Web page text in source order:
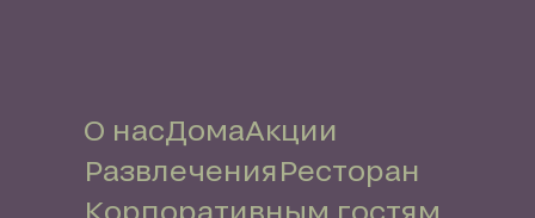
О насДомаАкции
РазвлеченияРесторан
Корпоративным гостям